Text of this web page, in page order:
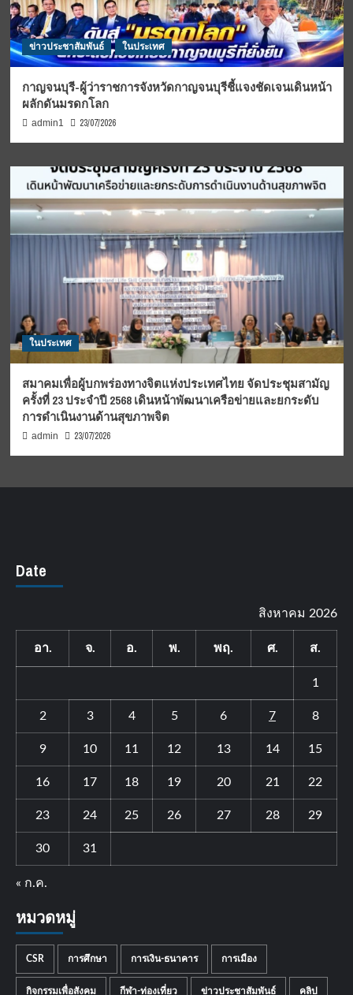
ข่าวประชาสัมพันธ์ ในประเทศ
กาญจนบุรี-ผู้ว่าราชการจังหวัดกาญจนบุรีชี้แจงชัดเจนเดินหน้า
ผลักดันมรดกโลก
admin1 23/07/2026
ในประเทศ
สมาคมเพื่อผู้บกพร่องทางจิตแห่งประเทศไทย จัดประชุมสามัญ
ครั้งที่ 23 ประจำปี 2568 เดินหน้าพัฒนาเครือข่ายและยกระดับ
การดำเนินงานด้านสุขภาพจิต
admin 23/07/2026
Date
สิงหาคม 2026
อา. จ. อ. พ. พฤ. ศ. ส.
1
2 3 4 5 6 7 8
9 10 11 12 13 14 15
16 17 18 19 20 21 22
23 24 25 26 27 28 29
30 31
« ก.ค.
หมวดหมู่
CSR การศึกษา การเงิน-ธนาคาร การเมือง
กิจกรรมเพื่อสังคม กีฬา-ท่องเที่ยว ข่าวประชาสัมพันธ์ คลิป